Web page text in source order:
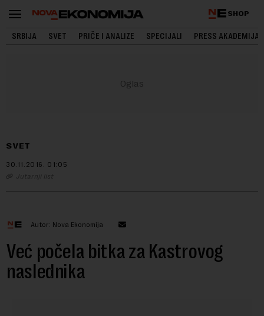
SHOP
SRBIJA SVET PRIČE I ANALIZE SPECIJALI PRESS AKADEMIJA
SVET
30.11.2016. 01:05
Jutarnji list
Autor: Nova Ekonomija
Već počela bitka za Kastrovog
naslednika